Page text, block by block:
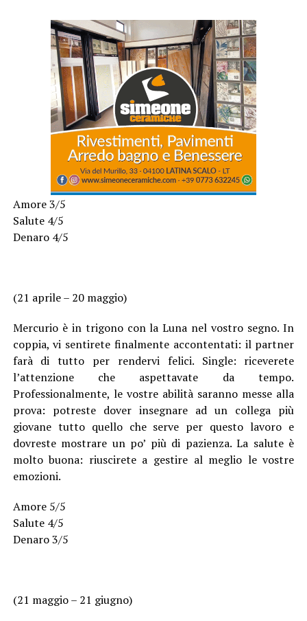
Amore 3/5
Salute 4/5
Denaro 4/5
(21 aprile – 20 maggio)
Mercurio è in trigono con la Luna nel vostro segno. In
coppia, vi sentirete finalmente accontentati: il partner
farà di tutto per rendervi felici. Single: riceverete
l’attenzione che aspettavate da tempo.
Professionalmente, le vostre abilità saranno messe alla
prova: potreste dover insegnare ad un collega più
giovane tutto quello che serve per questo lavoro e
dovreste mostrare un po’ più di pazienza. La salute è
molto buona: riuscirete a gestire al meglio le vostre
emozioni.
Amore 5/5
Salute 4/5
Denaro 3/5
(21 maggio – 21 giugno)